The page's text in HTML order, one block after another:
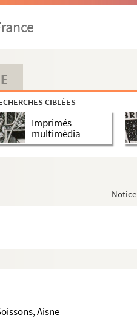
CIBLÉES
Imprimés
multimédia
Notice
Aisne